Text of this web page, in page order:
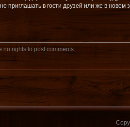
приглашать в гости друзей или же в новом
no rights to post comments